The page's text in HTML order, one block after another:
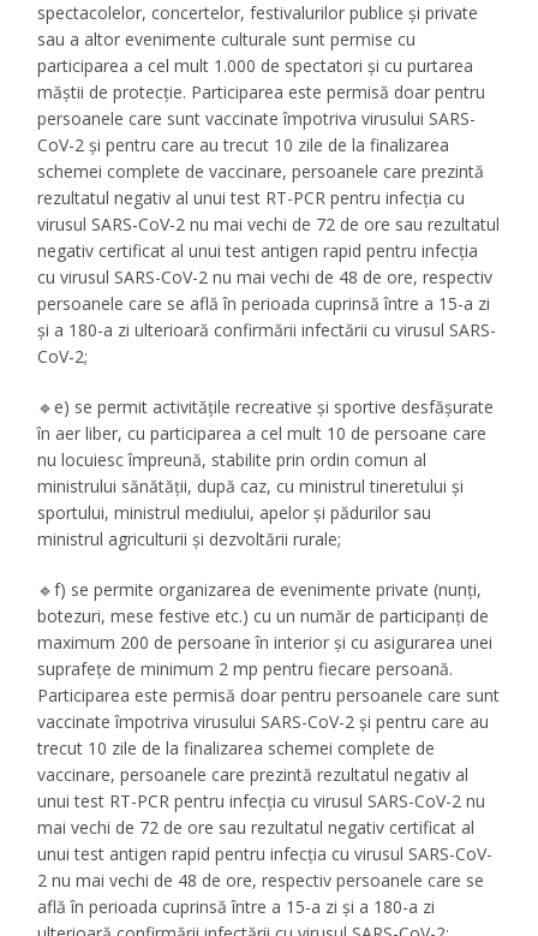
spectacolelor, concertelor, festivalurilor publice și private
sau a altor evenimente culturale sunt permise cu
participarea a cel mult 1.000 de spectatori și cu purtarea
măștii de protecție. Participarea este permisă doar pentru
persoanele care sunt vaccinate împotriva virusului SARS-
CoV-2 și pentru care au trecut 10 zile de la finalizarea
schemei complete de vaccinare, persoanele care prezintă
rezultatul negativ al unui test RT-PCR pentru infecția cu
virusul SARS-CoV-2 nu mai vechi de 72 de ore sau rezultatul
negativ certificat al unui test antigen rapid pentru infecția
cu virusul SARS-CoV-2 nu mai vechi de 48 de ore, respectiv
persoanele care se află în perioada cuprinsă între a 15-a zi
și a 180-a zi ulterioară confirmării infectării cu virusul SARS-
CoV-2;
🔹e) se permit activitățile recreative și sportive desfășurate
în aer liber, cu participarea a cel mult 10 de persoane care
nu locuiesc împreună, stabilite prin ordin comun al
ministrului sănătății, după caz, cu ministrul tineretului și
sportului, ministrul mediului, apelor și pădurilor sau
ministrul agriculturii și dezvoltării rurale;
🔹f) se permite organizarea de evenimente private (nunți,
botezuri, mese festive etc.) cu un număr de participanți de
maximum 200 de persoane în interior și cu asigurarea unei
suprafețe de minimum 2 mp pentru fiecare persoană.
Participarea este permisă doar pentru persoanele care sunt
vaccinate împotriva virusului SARS-CoV-2 și pentru care au
trecut 10 zile de la finalizarea schemei complete de
vaccinare, persoanele care prezintă rezultatul negativ al
unui test RT-PCR pentru infecția cu virusul SARS-CoV-2 nu
mai vechi de 72 de ore sau rezultatul negativ certificat al
unui test antigen rapid pentru infecția cu virusul SARS-CoV-
2 nu mai vechi de 48 de ore, respectiv persoanele care se
află în perioada cuprinsă între a 15-a zi și a 180-a zi